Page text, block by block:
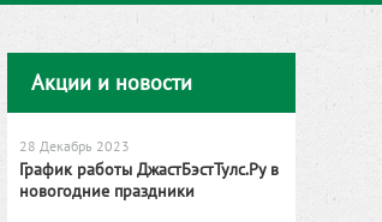
Акции и новости
28 Декабрь 2023
График работы ДжастБэстТулс.Ру в
новогодние праздники